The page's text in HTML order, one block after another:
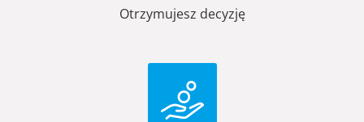
Otrzymujesz decyzję